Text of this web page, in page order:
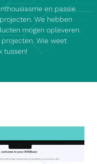
en passie
We hebben
mogen opleveren.
projecten. Wie weet
tussen!